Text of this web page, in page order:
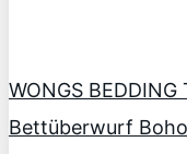
WONGS
Bettüberwurf